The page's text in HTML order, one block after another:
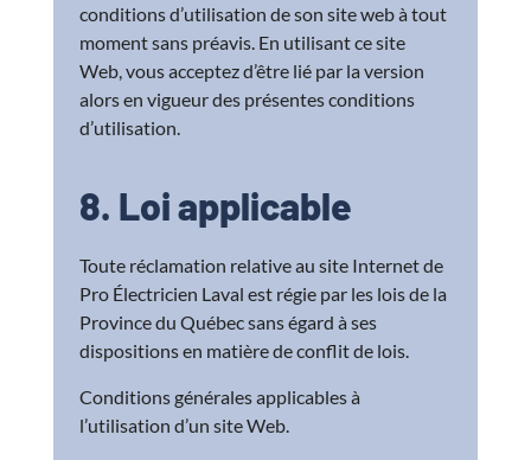
conditions d’utilisation de son site web à tout
moment sans préavis. En utilisant ce site
Web, vous acceptez d’être lié par la version
alors en vigueur des présentes conditions
d’utilisation.
8. Loi applicable
Toute réclamation relative au site Internet de
Pro Électricien Laval est régie par les lois de la
Province du Québec sans égard à ses
dispositions en matière de conflit de lois.
Conditions générales applicables à
l’utilisation d’un site Web.